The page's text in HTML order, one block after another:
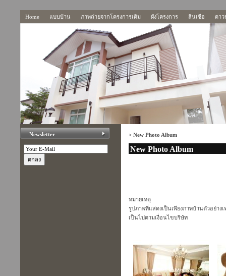
Home แบบบ้าน ภาพถ่ายจากโครงการเดิม ผังโครงการ สินเชื่อ ดาว
Newsletter > New Photo Album
New Photo Album
หมายเหตุ
รูปภาพที่แสดงเป็นเพียงภาพบ้านตัวอย่าง
เป็นไปตามเงื่อนไขบริษัท